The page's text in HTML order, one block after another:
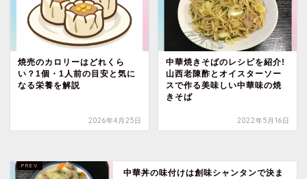
焼売のカロリーはどれくら
い？1個・1人前の目安と気に
なる栄養を解説
2026年4月25日
中華焼きそばのレシピを紹介!
山西老陳酢とオイスターソー
スで作る美味しい中華味の焼
きそば
2022年5月16日
中華丼の味付けは創味シャンタンで決ま